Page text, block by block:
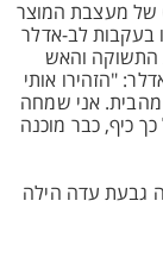
הפעם התארחה ההרצאה בסטודיו Curly Black של מעצבת המוצר
בעקבות לב-אדלר
התשוקה והאש
"הזהירו אותי
מהבית. אני שמחה
כיף, כבר מוכנה
גבעת עדה הילה